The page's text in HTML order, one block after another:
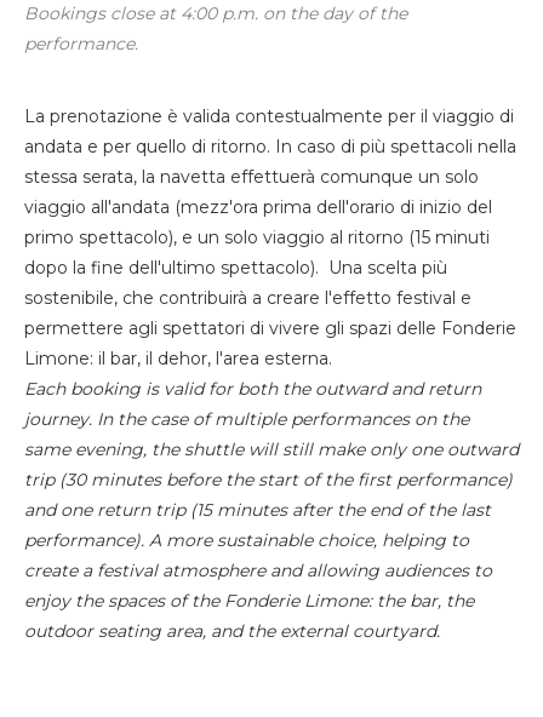
Bookings close at 4:00 p.m. on the day of the
performance.
La prenotazione è valida contestualmente per il viaggio di
andata e per quello di ritorno. In caso di più spettacoli nella
stessa serata, la navetta effettuerà comunque un solo
viaggio all'andata (mezz'ora prima dell'orario di inizio del
primo spettacolo), e un solo viaggio al ritorno (15 minuti
dopo la fine dell'ultimo spettacolo). Una scelta più
sostenibile, che contribuirà a creare l'effetto festival e
permettere agli spettatori di vivere gli spazi delle Fonderie
Limone: il bar, il dehor, l'area esterna.
Each booking is valid for both the outward and return
journey. In the case of multiple performances on the
same evening, the shuttle will still make only one outward
trip (30 minutes before the start of the first performance)
and one return trip (15 minutes after the end of the last
performance). A more sustainable choice, helping to
create a festival atmosphere and allowing audiences to
enjoy the spaces of the Fonderie Limone: the bar, the
outdoor seating area, and the external courtyard.